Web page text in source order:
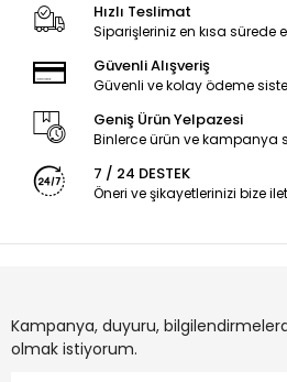
Hızlı Teslimat
Siparişleriniz en kısa sürede
Güvenli Alışveriş
Güvenli ve kolay ödeme
Geniş Ürün Yelpazesi
Binlerce ürün ve kampanya
7 / 24 DESTEK
Öneri ve şikayetlerinizi bize
Kampanya, duyuru,
olmak istiyorum.